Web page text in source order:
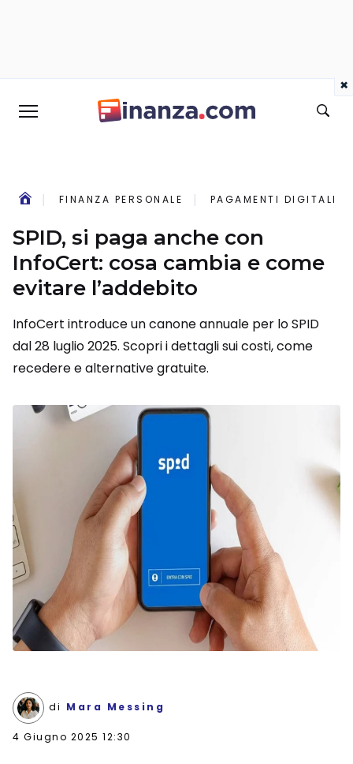
FINANZA PERSONALE PAGAMENTI DIGITALI
SPID, si paga anche con
InfoCert: cosa cambia e come
evitare l’addebito
InfoCert introduce un canone annuale per lo SPID
dal 28 luglio 2025. Scopri i dettagli sui costi, come
recedere e alternative gratuite.
di Mara Messing
4 Giugno 2025 12:30
×